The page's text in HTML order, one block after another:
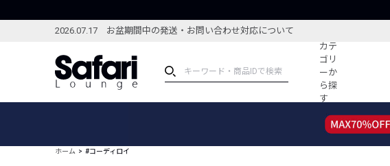
2026.07.17 お盆期間中の発送・お問い合わせ対応について
カテ
ゴリ
ーか
ら探
す
ブランドから探す
ホーム #コーディロイ